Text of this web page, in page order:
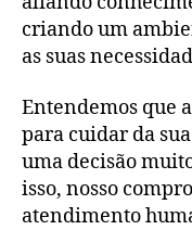
criando um
as suas
Entendemos que
para cuidar da
uma decisão
isso, nosso
atendimento